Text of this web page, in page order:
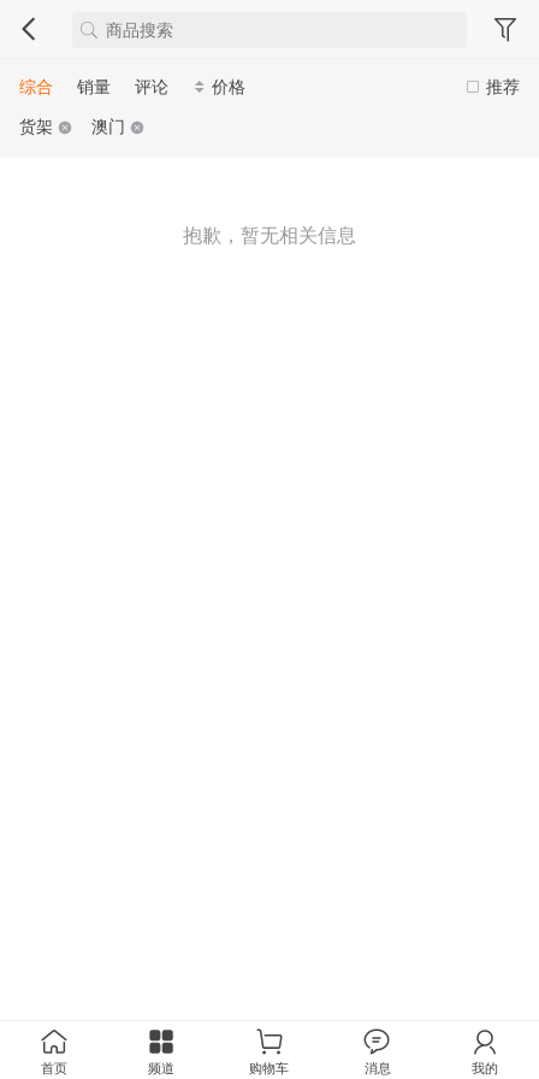
推荐
综合 销量 评论
价格
货架
澳门
抱歉，暂无相关信息
首页 频道 购物车 消息 我的